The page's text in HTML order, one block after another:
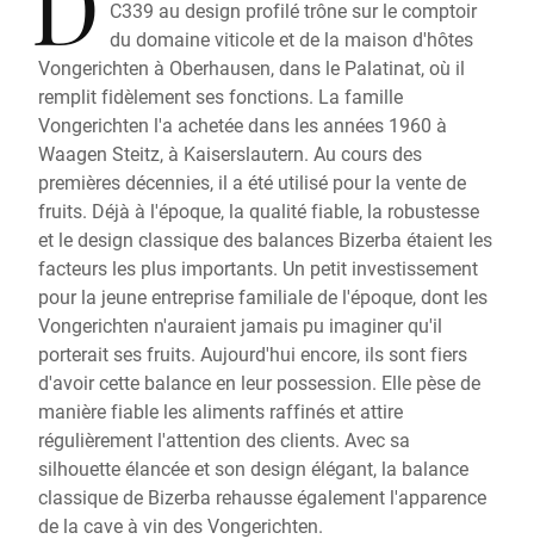
C339 au design profilé trône sur le comptoir
du domaine viticole et de la maison d'hôtes
Vongerichten à Oberhausen, dans le Palatinat, où il
remplit fidèlement ses fonctions. La famille
Vongerichten l'a achetée dans les années 1960 à
Waagen Steitz, à Kaiserslautern. Au cours des
premières décennies, il a été utilisé pour la vente de
fruits. Déjà à l'époque, la qualité fiable, la robustesse
et le design classique des balances Bizerba étaient les
facteurs les plus importants. Un petit investissement
pour la jeune entreprise familiale de l'époque, dont les
Vongerichten n'auraient jamais pu imaginer qu'il
porterait ses fruits. Aujourd'hui encore, ils sont fiers
d'avoir cette balance en leur possession. Elle pèse de
manière fiable les aliments raffinés et attire
régulièrement l'attention des clients. Avec sa
silhouette élancée et son design élégant, la balance
classique de Bizerba rehausse également l'apparence
de la cave à vin des Vongerichten.